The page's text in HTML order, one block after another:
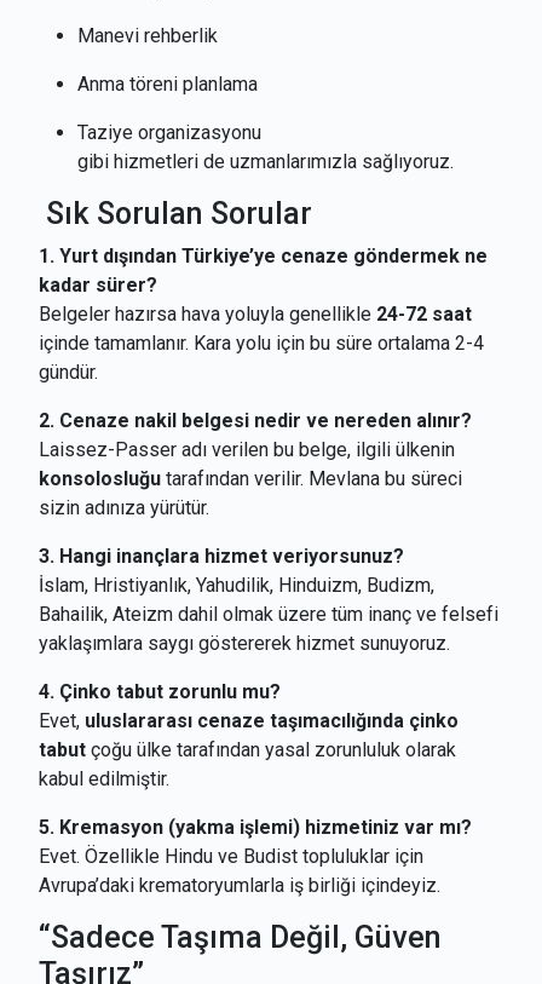
Manevi rehberlik
Anma töreni planlama
Taziye organizasyonu
gibi hizmetleri de uzmanlarımızla sağlıyoruz.
Sık Sorulan Sorular
1. Yurt dışından Türkiye’ye cenaze göndermek ne
kadar sürer?
Belgeler hazırsa hava yoluyla genellikle 24-72 saat
içinde tamamlanır. Kara yolu için bu süre ortalama 2-4
gündür.
2. Cenaze nakil belgesi nedir ve nereden alınır?
Laissez-Passer adı verilen bu belge, ilgili ülkenin
konsolosluğu tarafından verilir. Mevlana bu süreci
sizin adınıza yürütür.
3. Hangi inançlara hizmet veriyorsunuz?
İslam, Hristiyanlık, Yahudilik, Hinduizm, Budizm,
Bahailik, Ateizm dahil olmak üzere tüm inanç ve felsefi
yaklaşımlara saygı göstererek hizmet sunuyoruz.
4. Çinko tabut zorunlu mu?
Evet, uluslararası cenaze taşımacılığında çinko
tabut çoğu ülke tarafından yasal zorunluluk olarak
kabul edilmiştir.
5. Kremasyon (yakma işlemi) hizmetiniz var mı?
Evet. Özellikle Hindu ve Budist topluluklar için
Avrupa’daki krematoryumlarla iş birliği içindeyiz.
“Sadece Taşıma Değil, Güven
Taşırız”